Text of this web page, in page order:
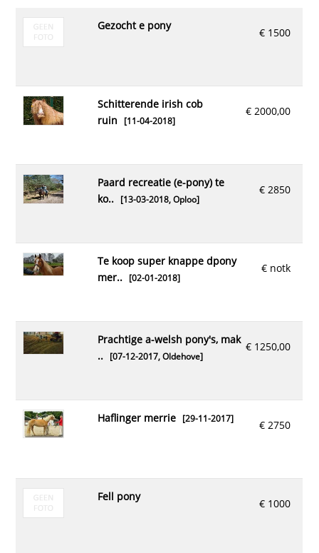
€ 1500
gezocht e pony
€ 2000,00
schitterende irish cob
ruin [11-04-2018]
€ 2850
paard recreatie (e-pony) te
ko..[13-03-2018, Oploo]
€ notk
te koop super knappe dpony
mer..[02-01-2018]
€ 1250,00
prachtige a-welsh pony's, mak
..[07-12-2017, Oldehove]
€ 2750
haflinger merrie[29-11-2017]
€ 1000
fell pony